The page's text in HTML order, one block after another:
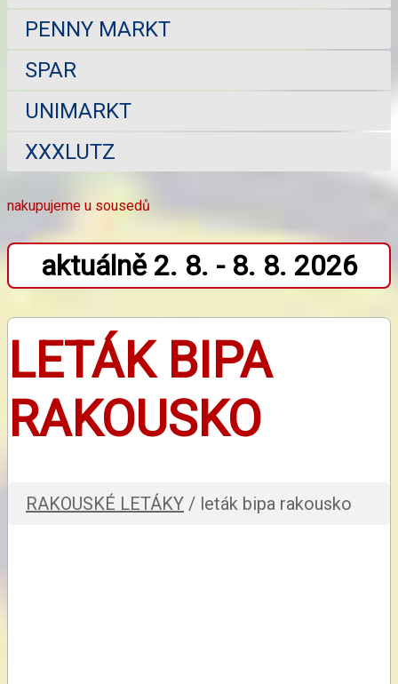
PENNY MARKT
SPAR
UNIMARKT
XXXLUTZ
nakupujeme u sousedů
aktuálně 2. 8. - 8. 8. 2026
LETÁK BIPA
RAKOUSKO
RAKOUSKÉ LETÁKY / leták bipa rakousko